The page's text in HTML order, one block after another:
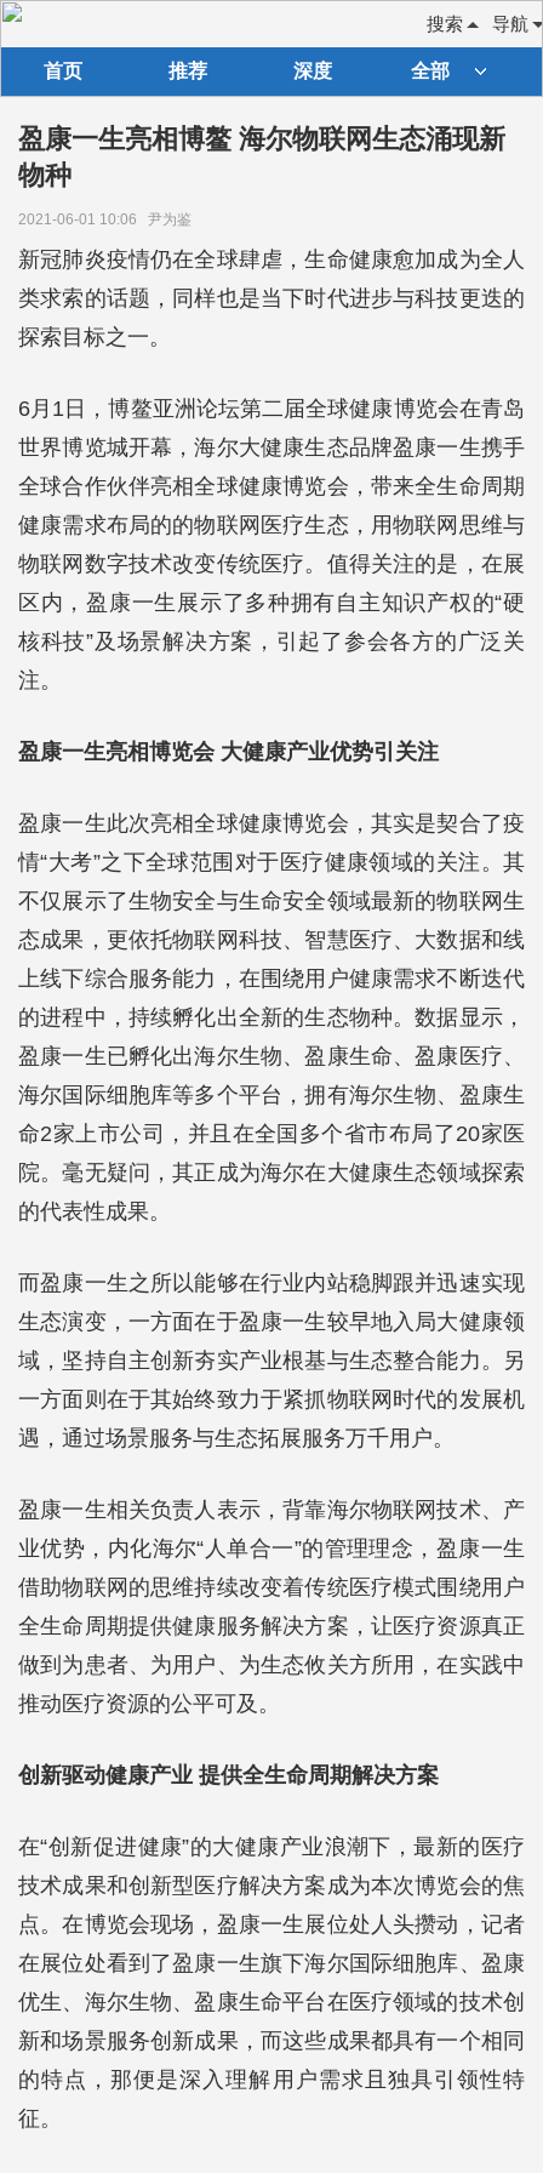
导航
搜索
首页 推荐 深度 全部
盈康一生亮相博鳌 海尔物联网生态涌现新
物种
2021-06-01 10:06 尹为鉴
新冠肺炎疫情仍在全球肆虐，生命健康愈加成为全人
类求索的话题，同样也是当下时代进步与科技更迭的
探索目标之一。
6月1日，博鳌亚洲论坛第二届全球健康博览会在青岛
世界博览城开幕，海尔大健康生态品牌盈康一生携手
全球合作伙伴亮相全球健康博览会，带来全生命周期
健康需求布局的的物联网医疗生态，用物联网思维与
物联网数字技术改变传统医疗。值得关注的是，在展
区内，盈康一生展示了多种拥有自主知识产权的“硬
核科技”及场景解决方案，引起了参会各方的广泛关
注。
盈康一生亮相博览会 大健康产业优势引关注
盈康一生此次亮相全球健康博览会，其实是契合了疫
情“大考”之下全球范围对于医疗健康领域的关注。其
不仅展示了生物安全与生命安全领域最新的物联网生
态成果，更依托物联网科技、智慧医疗、大数据和线
上线下综合服务能力，在围绕用户健康需求不断迭代
的进程中，持续孵化出全新的生态物种。数据显示，
盈康一生已孵化出海尔生物、盈康生命、盈康医疗、
海尔国际细胞库等多个平台，拥有海尔生物、盈康生
命2家上市公司，并且在全国多个省市布局了20家医
院。毫无疑问，其正成为海尔在大健康生态领域探索
的代表性成果。
而盈康一生之所以能够在行业内站稳脚跟并迅速实现
生态演变，一方面在于盈康一生较早地入局大健康领
域，坚持自主创新夯实产业根基与生态整合能力。另
一方面则在于其始终致力于紧抓物联网时代的发展机
遇，通过场景服务与生态拓展服务万千用户。
盈康一生相关负责人表示，背靠海尔物联网技术、产
业优势，内化海尔“人单合一”的管理理念，盈康一生
借助物联网的思维持续改变着传统医疗模式围绕用户
全生命周期提供健康服务解决方案，让医疗资源真正
做到为患者、为用户、为生态攸关方所用，在实践中
推动医疗资源的公平可及。
创新驱动健康产业 提供全生命周期解决方案
在“创新促进健康”的大健康产业浪潮下，最新的医疗
技术成果和创新型医疗解决方案成为本次博览会的焦
点。在博览会现场，盈康一生展位处人头攒动，记者
在展位处看到了盈康一生旗下海尔国际细胞库、盈康
优生、海尔生物、盈康生命平台在医疗领域的技术创
新和场景服务创新成果，而这些成果都具有一个相同
的特点，那便是深入理解用户需求且独具引领性特
征。